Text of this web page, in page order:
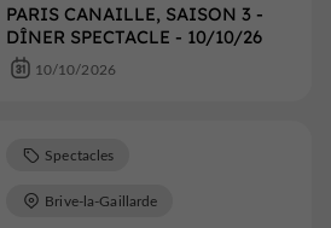
PARIS CANAILLE, SAISON 3 -
DÎNER SPECTACLE - 10/10/26
10/10/2026
Spectacles
Brive-la-Gaillarde